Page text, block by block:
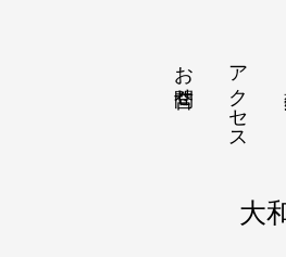
アクセス
お問合せ
大